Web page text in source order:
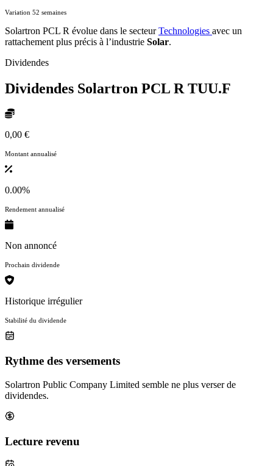
Variation 52 semaines
Solartron PCL R évolue dans le secteurTechnologies avec un
rattachement plus précis à l’industrie Solar.
Dividendes
Dividendes Solartron PCL R TUU.F
0,00 €
Montant annualisé
0.00%
Rendement annualisé
Non annoncé
Prochain dividende
Historique irrégulier
Stabilité du dividende
Rythme des versements
Solartron Public Company Limited semble ne plus verser de
dividendes.
Lecture revenu